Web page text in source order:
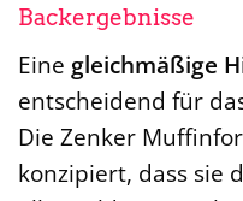
Backergebnisse
Eine gleichmäßige
entscheidend für
Die Zenker
konzipiert, dass sie